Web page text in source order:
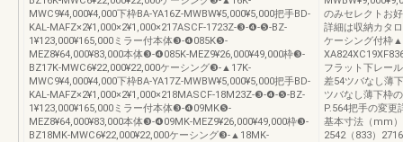
MWC9¥4,000¥4,000下枠BA-YA16Z-MWBW¥5,000¥5,000把手BD-
KAL-MAFZ×2¥1,000×2¥1,000×217ASCF-1723Z-❸-❹-❺-BZ-
1¥123,000¥165,000ミラー付本体❸-❹085K❺-
MEZ8¥64,000¥83,000本体❸-❹085K-MEZ9¥26,000¥49,000枠❸-
BZ17K-MWC6¥22,000¥22,000ケーシング❸-▲17K-
MWC9¥4,000¥4,000下枠BA-YA17Z-MWBW¥5,000¥5,000把手BD-
KAL-MAFZ×2¥1,000×2¥1,000×218MASCF-18M23Z-❸-❹-❺-BZ-
1¥123,000¥165,000ミラー付本体❸-❹09MK❺-
MEZ8¥64,000¥83,000本体❸-❹09MK-MEZ9¥26,000¥49,000枠❸-
BZ18MK-MWC6¥22,000¥22,000ケーシング❸-▲18MK-
のみセレクトお
詳細は収納カタ
ケーシング付枠
フラット下レー
差54ツバなし薄
ツバなし薄下枠
P.564把手の変更
基本寸法（mm
2542（833）